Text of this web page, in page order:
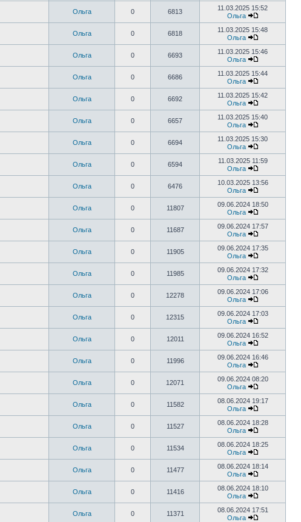
Ольга 0 6813
11.03.2025 15:52
Ольга
Ольга 0 6818
11.03.2025 15:48
Ольга
Ольга 0 6693
11.03.2025 15:46
Ольга
Ольга 0 6686
11.03.2025 15:44
Ольга
Ольга 0 6692
11.03.2025 15:42
Ольга
Ольга 0 6657
11.03.2025 15:40
Ольга
Ольга 0 6694
11.03.2025 15:30
Ольга
Ольга 0 6594
11.03.2025 11:59
Ольга
Ольга 0 6476
10.03.2025 13:56
Ольга
Ольга 0 11807
09.06.2024 18:50
Ольга
Ольга 0 11687
09.06.2024 17:57
Ольга
Ольга 0 11905
09.06.2024 17:35
Ольга
Ольга 0 11985
09.06.2024 17:32
Ольга
Ольга 0 12278
09.06.2024 17:06
Ольга
Ольга 0 12315
09.06.2024 17:03
Ольга
Ольга 0 12011
09.06.2024 16:52
Ольга
Ольга 0 11996
09.06.2024 16:46
Ольга
Ольга 0 12071
09.06.2024 08:20
Ольга
Ольга 0 11582
08.06.2024 19:17
Ольга
Ольга 0 11527
08.06.2024 18:28
Ольга
Ольга 0 11534
08.06.2024 18:25
Ольга
Ольга 0 11477
08.06.2024 18:14
Ольга
Ольга 0 11416
08.06.2024 18:10
Ольга
Ольга 0 11371
08.06.2024 17:51
Ольга